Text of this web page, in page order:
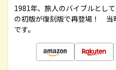
1981年、旅人のバイブルとし
の初版が復刻版で再登場！ 当
です。